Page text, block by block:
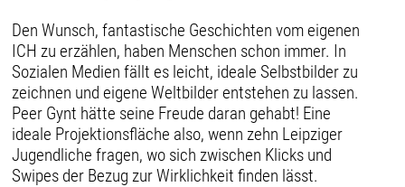
Den Wunsch, fantastische Geschichten vom eigenen
ICH zu erzählen, haben Menschen schon immer. In
Sozialen Medien fällt es leicht, ideale Selbstbilder zu
zeichnen und eigene Weltbilder entstehen zu lassen.
Peer Gynt hätte seine Freude daran gehabt! Eine
ideale Projektionsfläche also, wenn zehn Leipziger
Jugendliche fragen, wo sich zwischen Klicks und
Swipes der Bezug zur Wirklichkeit finden lässt.